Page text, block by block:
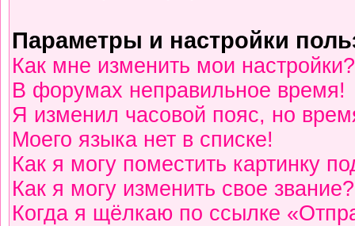
Параметры и настройки
Как мне изменить мои настройки?
В форумах неправильное время!
Я изменил часовой пояс, но
Моего языка нет в списке!
Как я могу поместить картинку
Как я могу изменить свое звание?
Когда я щёлкаю по ссылке